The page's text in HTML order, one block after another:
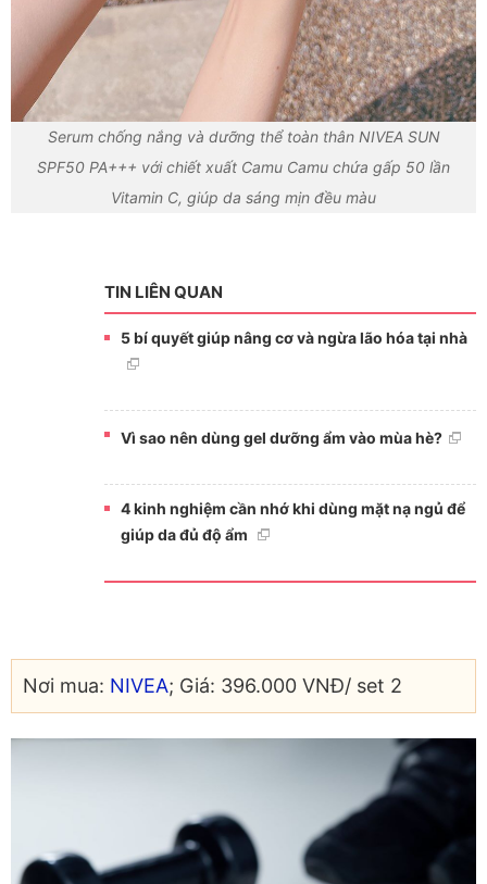
Serum chống nắng và dưỡng thể toàn thân NIVEA SUN
SPF50 PA+++ với chiết xuất Camu Camu chứa gấp 50 lần
Vitamin C, giúp da sáng mịn đều màu
TIN LIÊN QUAN
5 bí quyết giúp nâng cơ và ngừa lão hóa tại nhà
Vì sao nên dùng gel dưỡng ẩm vào mùa hè?
4 kinh nghiệm cần nhớ khi dùng mặt nạ ngủ để
giúp da đủ độ ẩm
Nơi mua: NIVEA; Giá: 396.000 VNĐ/ set 2